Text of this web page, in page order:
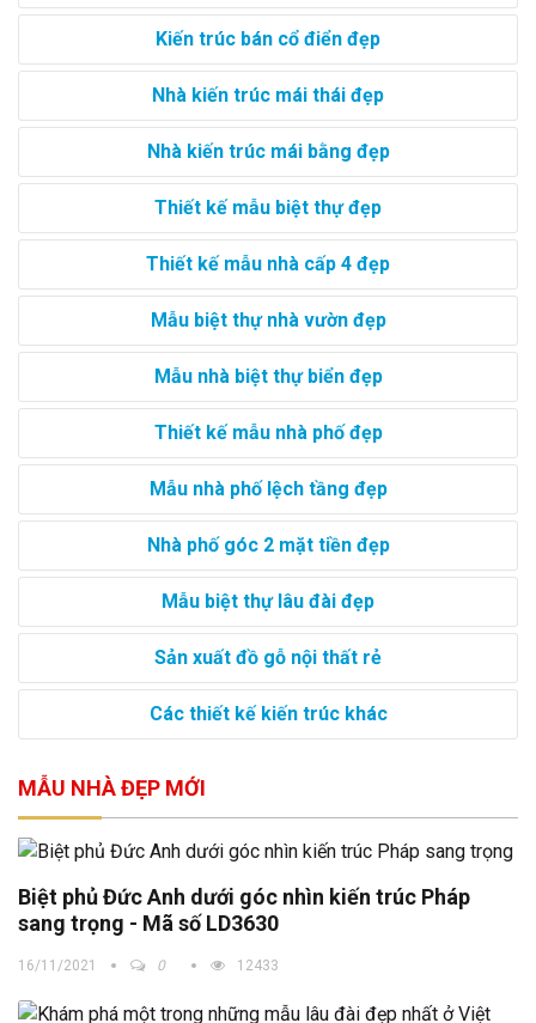
Kiến trúc bán cổ điển đẹp
Nhà kiến trúc mái thái đẹp
Nhà kiến trúc mái bằng đẹp
Thiết kế mẫu biệt thự đẹp
Thiết kế mẫu nhà cấp 4 đẹp
Mẫu biệt thự nhà vườn đẹp
Mẫu nhà biệt thự biển đẹp
Thiết kế mẫu nhà phố đẹp
Mẫu nhà phố lệch tầng đẹp
Nhà phố góc 2 mặt tiền đẹp
Mẫu biệt thự lâu đài đẹp
Sản xuất đồ gỗ nội thất rẻ
Các thiết kế kiến trúc khác
MẪU NHÀ ĐẸP MỚI
Biệt phủ Đức Anh dưới góc nhìn kiến trúc Pháp
sang trọng - Mã số LD3630
16/11/2021 0 12433